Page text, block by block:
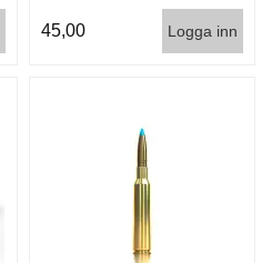
45,00 Logga inn